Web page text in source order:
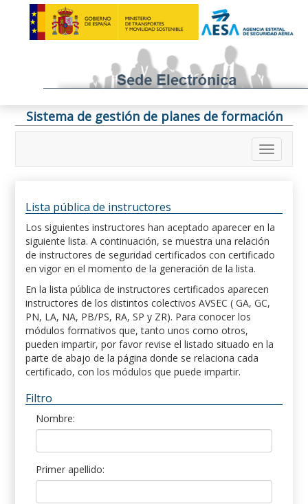
Sistema de gestión de planes de formación
Lista pública de instructores
Los siguientes instructores han aceptado aparecer en la
siguiente lista. A continuación, se muestra una relación
de instructores de seguridad certificados con certificado
en vigor en el momento de la generación de la lista.
En la lista pública de instructores certificados aparecen
instructores de los distintos colectivos AVSEC ( GA, GC,
PN, LA, NA, PB/PS, RA, SP y ZR). Para conocer los
módulos formativos que, tanto unos como otros,
pueden impartir, por favor revise el listado situado en la
parte de abajo de la página donde se relaciona cada
certificado, con los módulos que puede impartir.
Filtro
Nombre:
Primer apellido: